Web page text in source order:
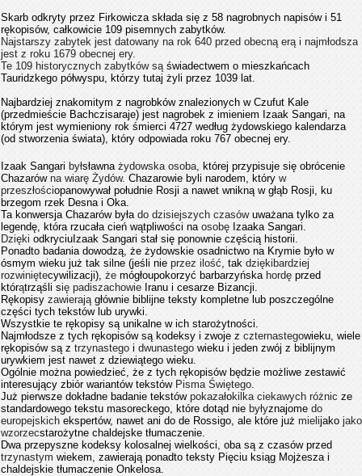
Skarb odkryty przez Firkowicza składa się z 58 nagrobnych napisów i 51
rękopisów, całkowicie 109 pisemnych zabytków.
Najstarszy zabytek jest datowany na rok 640 przed obecną erą i najmłodsza
jest z roku 1679 obecnej ery.
Te 109 historycznych zabytków są świadectwem o mieszkańcach
Tauridzkego półwyspu, którzy tutaj żyli przez 1039 lat.
Najbardziej znakomitym z nagrobków znalezionych w Czufut Kale
(przedmieście Bachczisaraje) jest nagrobek z imieniem Izaak Sangari, na
którym jest wymieniony rok śmierci 4727 według żydowskiego kalendarza
(od stworzenia świata), który odpowiada roku 767 obecnej ery.
Izaak Sangari byłsławna żydowska osoba, której przypisuje się obrócenie
Chazarów na wiarę Żydów. Chazarowie byli narodem, który w
przeszłościopanowywał południe Rosji a nawet wnikną w głąb Rosji, ku
brzegom rzek Desna i Oka.
Ta konwersja Chazarów była do dzisiejszych czasówuważana tylko za
legendę, która rzucała cień wątpliwości na osobę Izaaka Sangari.
Dzięki odkryciu Izaak Sangari stał się ponownie częścią historii.
Ponadto badania dowodzą, że żydowskie osadnictwo na Krymie było w
ósmym wieku już tak silne (jeśli nie przez ilość, tak dzięki bardziej
rozwiniętecywilizacji), że mógłoupokorzyć barbarzyńska hordę przed
którątrząśli się padiszachowie Iranu i cesarze Bizancji.
Rękopisy zawierajągłównie biblijne teksty kompletne lub poszczególne
części tych tekstów lub urywki.
Wszystkie te rękopisy są unikalne w ich starożytności.
Najmłodsze z tych rękopisów są kodeksy i zwoje z czternastegowieku, wiele
rękopisów są z trzynastego i dwunastego wieku i jeden zwój z biblijnym
urywkiem jest nawet z dziewiątego wieku.
Ogólnie można powiedzieć, że z tych rękopisów będzie możliwe zestawić
interesujący zbiór wariantów tekstów Pisma Świętego.
Już pierwsze dokładne badanie tekstów pokazałokilka ciekawych różnic ze
standardowego tekstu masoreckego, które dotąd nie byłyznajome do
europejskich ekspertów, nawet ani do de Rossigo, ale które już mielijako jako
wzorzecstarożytne chaldejske tłumaczenie.
Dwa przepyszne kodeksy kolosalnej wielkości, oba są z czasów przed
trzynastym wiekem, zawierają ponadto teksty Pięciu ksiąg Mojżesza i
chaldejskie tłumaczenie Onkelosa.